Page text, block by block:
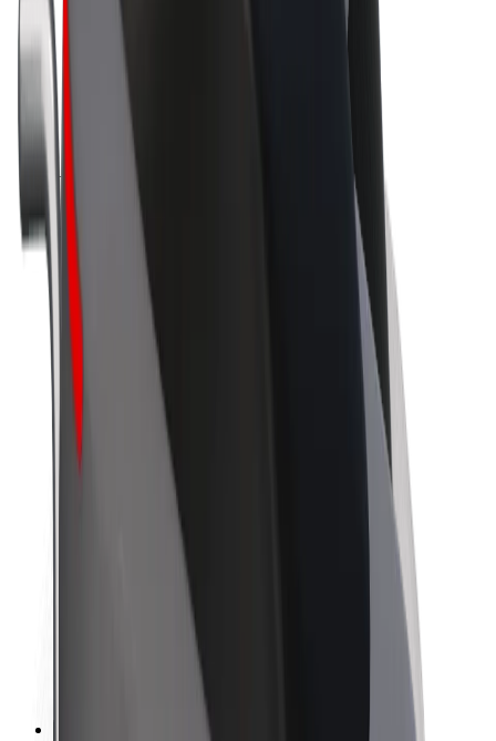
Floty
Kariera
O firmie Bolt
Zrównoważony rozwój w Bolt
Projekt Zero
Biuro prasowe
Wytyczne dotyczące marki
Relacje inwestorskie
Zespół zarządzający
Fundusz Miejski